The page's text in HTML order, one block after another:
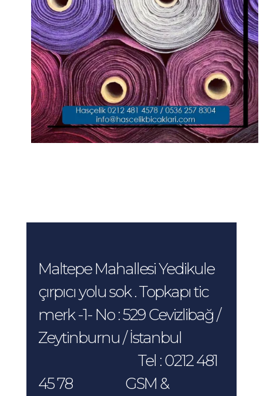
Maltepe Mahallesi Yedikule
çırpıcı yolu sok . Topkapı tic
merk -1- No : 529 Cevizlibağ /
Zeytinburnu / İstanbul
Tel : 0212 481
45 78 GSM &